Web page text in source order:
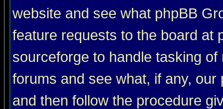
website and see what phpBB
feature requests to the board at
sourceforge to handle tasking
forums and see what, if any,
and then follow the procedure